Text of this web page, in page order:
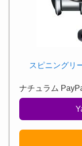
スピニングリ
ナチュラム